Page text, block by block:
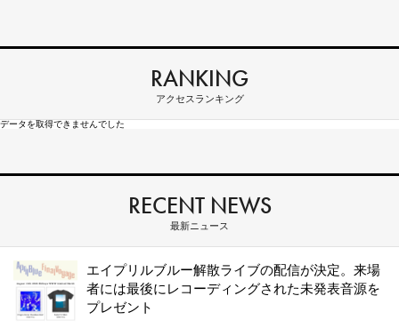
RANKING
アクセスランキング
データを取得できませんでした
RECENT NEWS
最新ニュース
エイプリルブルー解散ライブの配信が決定。来場
者には最後にレコーディングされた未発表音源を
プレゼント